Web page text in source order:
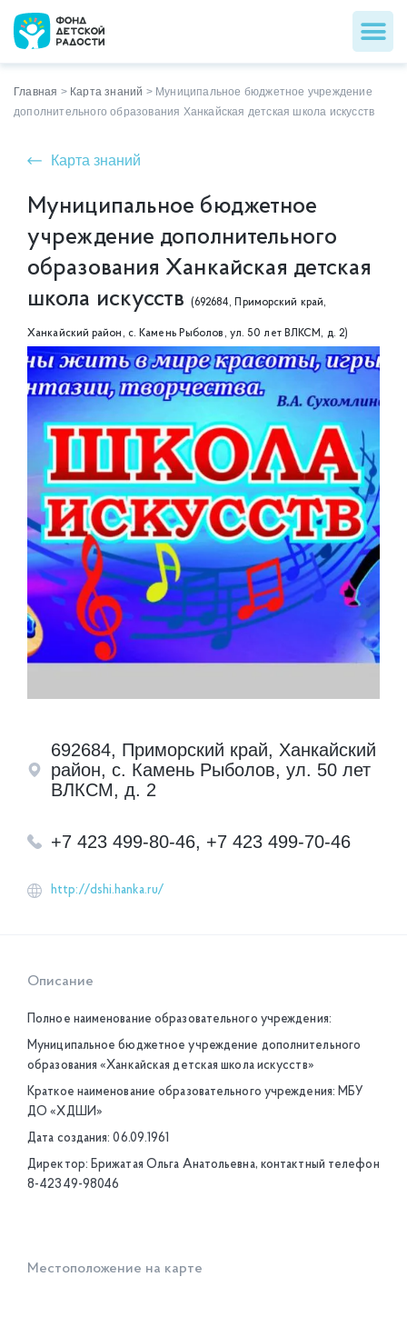
Главная > Карта знаний > Муниципальное бюджетное учреждение
дополнительного образования Ханкайская детская школа искусств
Карта знаний
Муниципальное бюджетное
учреждение дополнительного
образования Ханкайская детская
школа искусств
(692684, Приморский край,
Ханкайский район, с. Камень Рыболов, ул. 50 лет ВЛКСМ, д. 2)
692684, Приморский край, Ханкайский
район, с. Камень Рыболов, ул. 50 лет
ВЛКСМ, д. 2
+7 423 499-80-46, +7 423 499-70-46
http://dshi.hanka.ru/
Описание
Полное наименование образовательного учреждения:
Муниципальное бюджетное учреждение дополнительного
образования «Ханкайская детская школа искусств»
Краткое наименование образовательного учреждения: МБУ
ДО «ХДШИ»
Дата создания: 06.09.1961
Директор: Брижатая Ольга Анатольевна, контактный телефон
8-42349-98046
Местоположение на карте